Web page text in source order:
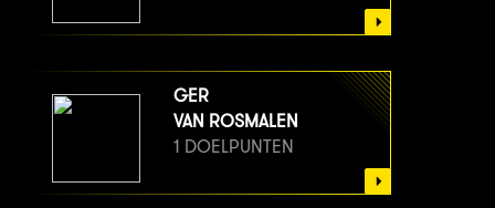
GER
VAN ROSMALEN
1 DOELPUNTEN